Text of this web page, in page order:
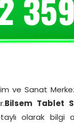
ve Sanat
Bilsem Tablet
olarak bilgi